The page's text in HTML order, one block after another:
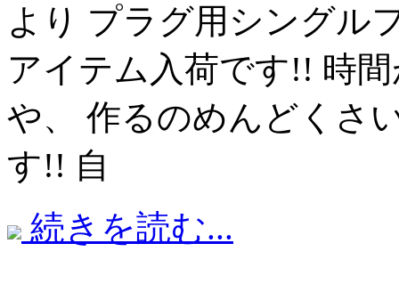
より プラグ用シングル
アイテム入荷です!! 時
や、 作るのめんどくさ
す!! 自
続きを読む...